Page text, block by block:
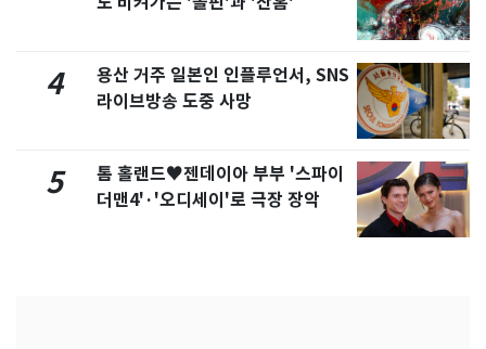
4
용산 거주 일본인 인플루언서, SNS
라이브방송 도중 사망
5
톰 홀랜드♥젠데이아 부부 '스파이
더맨4'·'오디세이'로 극장 장악